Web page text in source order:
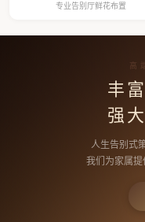
专业告别厅鲜花布置
高
丰
强
人生告别式
我们为家属